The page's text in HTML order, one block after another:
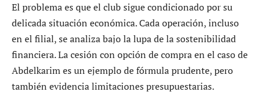
El problema es que el club sigue condicionado por su
delicada situación económica. Cada operación, incluso
en el filial, se analiza bajo la lupa de la sostenibilidad
financiera. La cesión con opción de compra en el caso de
Abdelkarim es un ejemplo de fórmula prudente, pero
también evidencia limitaciones presupuestarias.